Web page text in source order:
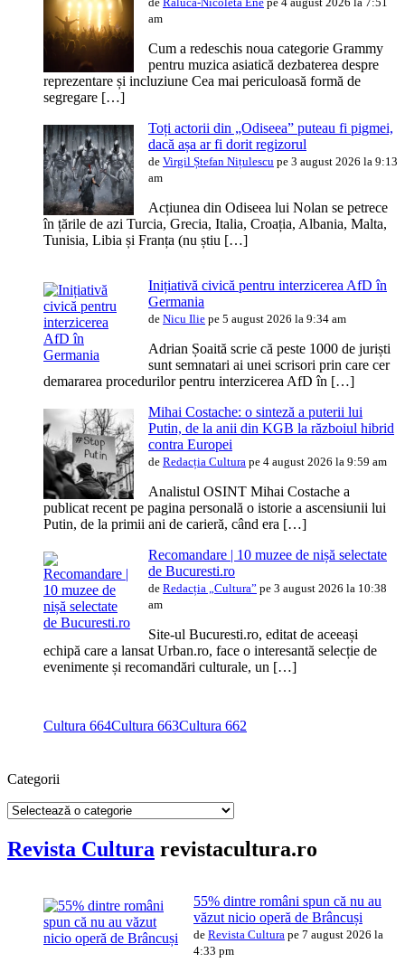
am
Cum a redeschis noua categorie Grammy
pentru muzica asiatică dezbaterea despre
reprezentare și incluziune Cea mai periculoasă formă de
segregare […]
Toți actorii din „Odiseea” puteau fi pigmei,
dacă așa ar fi dorit regizorul
de Virgil Ștefan Nițulescu pe 3 august 2026 la 9:13
am
Acțiunea din Odiseea lui Nolan se petrece
în țările de azi Turcia, Grecia, Italia, Croația, Albania, Malta,
Tunisia, Libia și Franța (nu știu […]
Inițiativă civică pentru interzicerea AfD în
Germania
de Nicu Ilie pe 5 august 2026 la 9:34 am
Adrian Șoaită scrie că peste 1000 de juriști
sunt semnatari ai unei scrisori prin care cer
demararea procedurilor pentru interzicerea AfD în […]
Mihai Costache: o sinteză a puterii lui
Putin, de la anii din KGB la războiul hibrid
contra Europei
de Redacția Cultura pe 4 august 2026 la 9:59 am
Analistul OSINT Mihai Costache a
publicat recent pe pagina personală o istorie a ascensiunii lui
Putin, de la primii ani de carieră, când era […]
Recomandare | 10 muzee de nișă selectate
de Bucuresti.ro
de Redacția „Cultura” pe 3 august 2026 la 10:38
am
Site-ul Bucuresti.ro, editat de aceeași
echipă care a lansat Urban.ro, face o interesantă selecție de
evenimente și recomandări culturale, un […]
Cultura 664Cultura 663Cultura 662
Categorii
Categorii
Revista Cultura revistacultura.ro
55% dintre români spun că nu au
văzut nicio operă de Brâncuși
de Revista Cultura pe 7 august 2026 la
4:33 pm